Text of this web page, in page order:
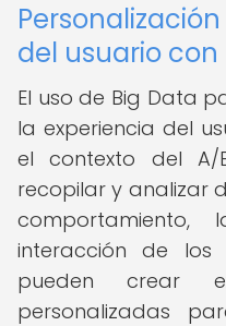
del usuario con
El uso de Big Data
la experiencia del
el contexto del A/
recopilar y analizar
interacción de los
pueden crear
personalizadas